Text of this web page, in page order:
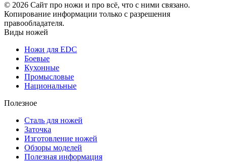
© 2026 Сайт про ножи и про всё, что с ними связано.
Копирование информации только с разрешения
правообладателя.
Виды ножей
Ножи для EDC
Боевые
Кухонные
Промысловые
Национальные
Полезное
Сталь для ножей
Заточка
Изготовление ножей
Обзоры моделей
Полезная информация